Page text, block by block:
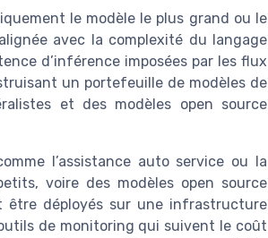
le modèle le plus grand ou le
avec la complexité du langage
d’inférence imposées par les flux
un portefeuille de modèles de
et des modèles open source
l’assistance auto service ou la
voire des modèles open source
être déployés sur une infrastructure
de monitoring qui suivent le coût